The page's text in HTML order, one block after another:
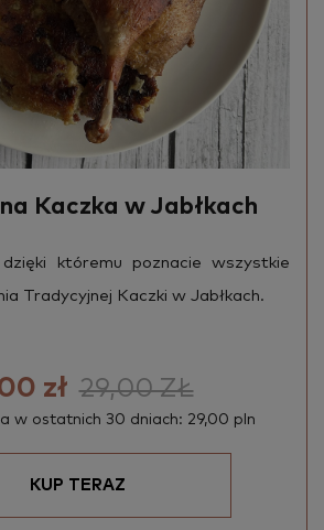
Kaczka w Jabłkach
dzię­ki któ­re­mu po­zna­cie wszyst­kie
Tra­dy­cyj­nej Kacz­ki w Jabł­kach.
zł 29,00 ZŁ
w ostatnich 30 dniach: 29,00 pln
KUP TERAZ